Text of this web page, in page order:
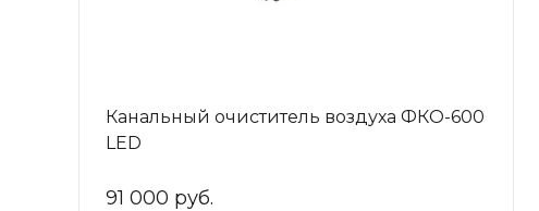
Канальный очиститель воздуха ФКО-600
LED
91 000 руб.